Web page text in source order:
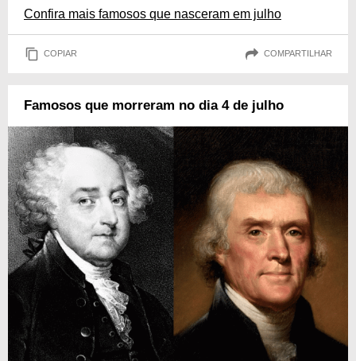
Confira mais famosos que nasceram em julho
COPIAR COMPARTILHAR
Famosos que morreram no dia 4 de julho